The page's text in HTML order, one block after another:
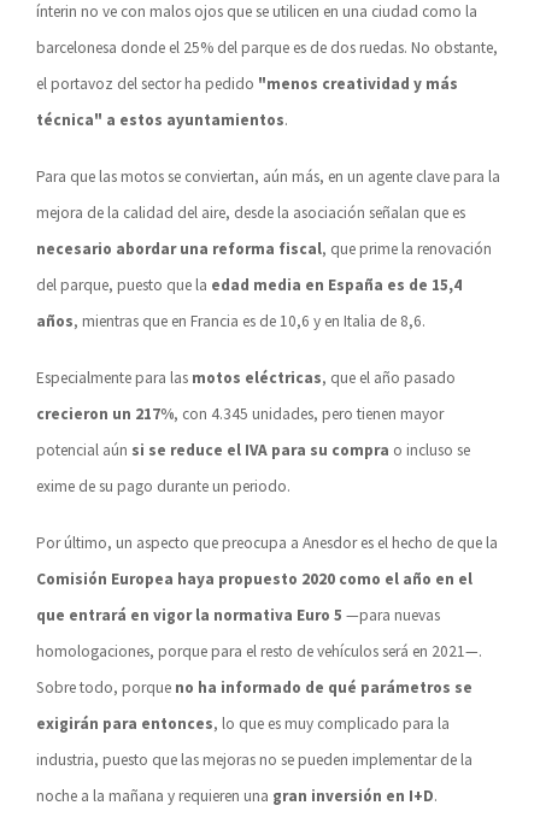
ínterin no ve con malos ojos que se utilicen en una ciudad como la
barcelonesa donde el 25% del parque es de dos ruedas. No obstante,
el portavoz del sector ha pedido "menos creatividad y más
técnica" a estos ayuntamientos.
Para que las motos se conviertan, aún más, en un agente clave para la
mejora de la calidad del aire, desde la asociación señalan que es
necesario abordar una reforma fiscal, que prime la renovación
del parque, puesto que la edad media en España es de 15,4
años, mientras que en Francia es de 10,6 y en Italia de 8,6.
Especialmente para las motos eléctricas, que el año pasado
crecieron un 217%, con 4.345 unidades, pero tienen mayor
potencial aún si se reduce el IVA para su compra o incluso se
exime de su pago durante un periodo.
Por último, un aspecto que preocupa a Anesdor es el hecho de que la
Comisión Europea haya propuesto 2020 como el año en el
que entrará en vigor la normativa Euro 5 —para nuevas
homologaciones, porque para el resto de vehículos será en 2021—.
Sobre todo, porque no ha informado de qué parámetros se
exigirán para entonces, lo que es muy complicado para la
industria, puesto que las mejoras no se pueden implementar de la
noche a la mañana y requieren una gran inversión en I+D.